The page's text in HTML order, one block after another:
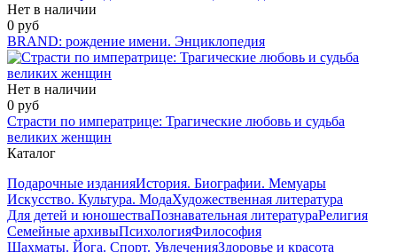
Нет в наличии
0 руб
BRAND: рождение имени. Энциклопедия
Нет в наличии
0 руб
Страсти по императрице: Трагические любовь и судьба
великих женщин
Каталог
Подарочные изданияИстория. Биографии. Мемуары
Искусство. Культура. МодаХудожественная литература
Для детей и юношестваПознавательная литератураРелигия
Семейные архивыПсихологияФилософия
Шахматы. Йога. Спорт. УвлеченияЗдоровье и красота